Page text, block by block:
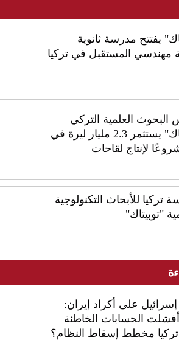
يفتتح مدرسة ثانوية
مهندسي المستقبل في تركيا
العلمية التركي
"توبيتاك" يستثمر 2.3 مليار ليرة في
تركيا للأبحاث التكنولوجية
"توبيتاك"
على أكراد إيران:
الحسابات الخاطئة
مخطط إسقاط النظام؟